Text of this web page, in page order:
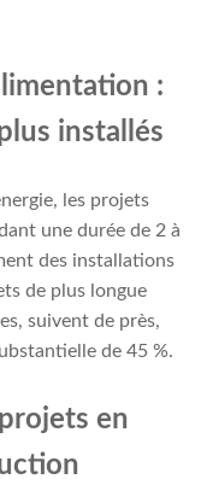
:
installés
les projets
une durée de 2 à
des installations
de plus longue
suivent de près,
de 45 %.
en